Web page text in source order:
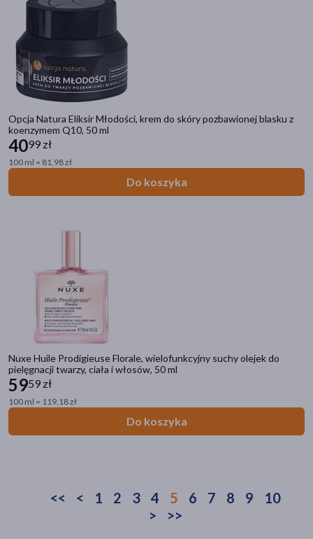
Opcja Natura Eliksir Młodości, krem do skóry pozbawionej blasku z
koenzymem Q10, 50 ml
4099 zł
100 ml = 81,98 zł
Do koszyka
Nuxe Huile Prodigieuse Florale, wielofunkcyjny suchy olejek do
pielęgnacji twarzy, ciała i włosów, 50 ml
5959 zł
100 ml = 119,18 zł
Do koszyka
<< < 1 2 3 4 5 6 7 8 9
10
>
>>